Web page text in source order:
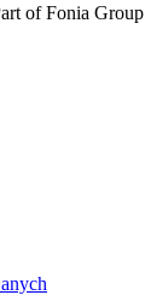
of Fonia Group